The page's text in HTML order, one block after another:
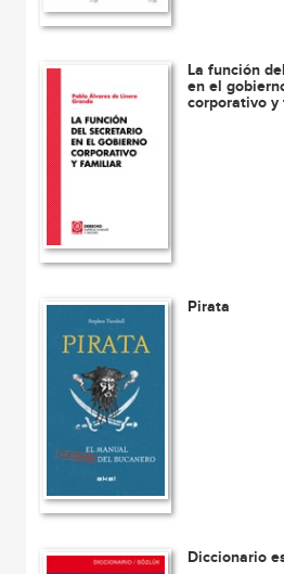
La función
en el
corporativo
Pirata
Diccionario